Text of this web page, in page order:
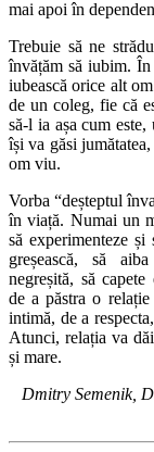
mai apoi în
Trebuie să ne
învățăm să iubim.
iubească orice alt
de un coleg, fie că
să-l ia așa cum este,
își va găsi
om viu.
Vorba “deșteptul
în viață. Numai un
să experimenteze
greșească, să
negreșită, să
de a păstra o
intimă, de a
Atunci, relația va
și mare.
Dmitry Semenik,